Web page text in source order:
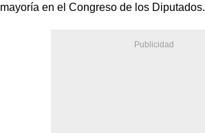
mayoría en el Congreso de los Diputados.